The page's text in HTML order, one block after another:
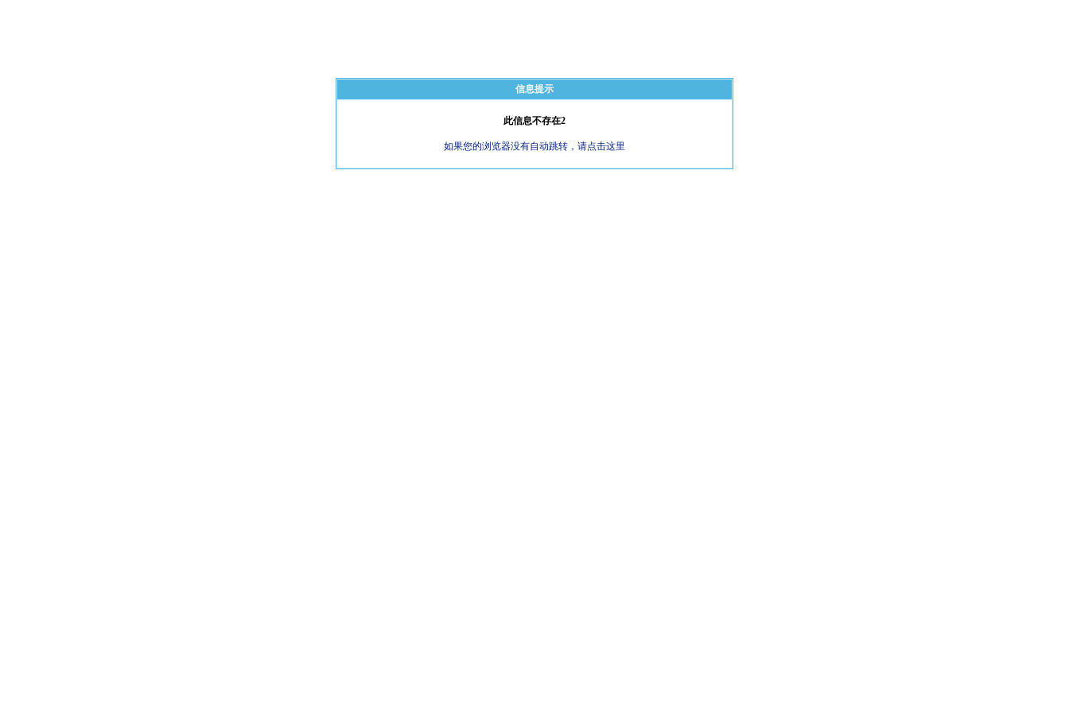
信息提示
此信息不存在2
如果您的浏览器没有自动跳转，请点击这里